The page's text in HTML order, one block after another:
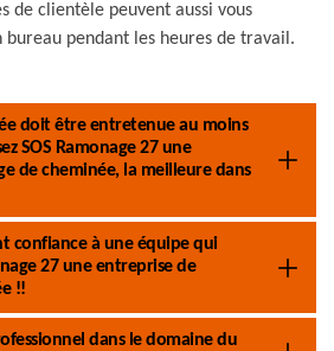
de clientèle peuvent aussi vous
bureau pendant les heures de travail.
doit être entretenue au moins
SOS Ramonage 27 une
de cheminée, la meilleure dans
confiance à une équipe qui
27 une entreprise de
!!
dans le domaine du